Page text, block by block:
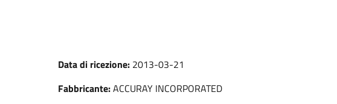
Data di ricezione: 2013-03-21
Fabbricante:ACCURAY INCORPORATED